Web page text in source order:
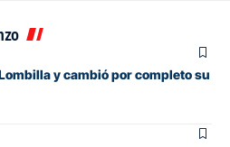
y cambió por completo su